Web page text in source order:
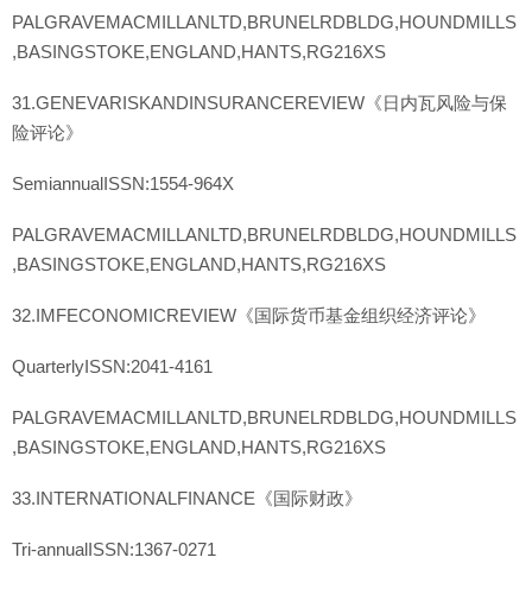
PALGRAVEMACMILLANLTD,BRUNELRDBLDG,HOUNDMILLS
,BASINGSTOKE,ENGLAND,HANTS,RG216XS
31.GENEVARISKANDINSURANCEREVIEW《日内瓦风险与保
险评论》
SemiannualISSN:1554-964X
PALGRAVEMACMILLANLTD,BRUNELRDBLDG,HOUNDMILLS
,BASINGSTOKE,ENGLAND,HANTS,RG216XS
32.IMFECONOMICREVIEW《国际货币基金组织经济评论》
QuarterlyISSN:2041-4161
PALGRAVEMACMILLANLTD,BRUNELRDBLDG,HOUNDMILLS
,BASINGSTOKE,ENGLAND,HANTS,RG216XS
33.INTERNATIONALFINANCE《国际财政》
Tri-annualISSN:1367-0271